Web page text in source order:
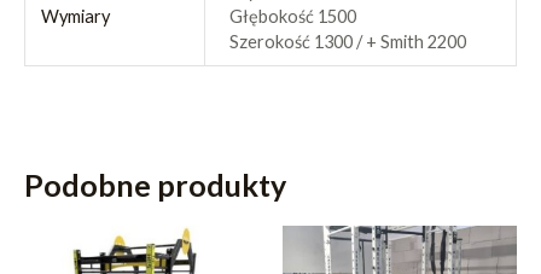
Wymiary
Głębokość 1500
Szerokość 1300 / + Smith 2200
Podobne produkty